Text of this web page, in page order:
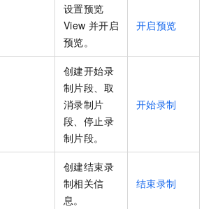
设置预览
View 并开启
预览。
开启预览
创建开始录
制片段、取
消录制片
段、停止录
制片段。
开始录制
创建结束录
制相关信
息。
结束录制